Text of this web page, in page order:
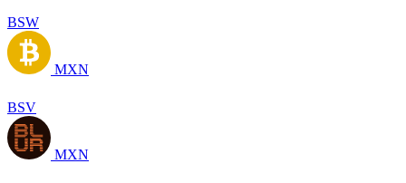
BSW
MXN
BSV
MXN